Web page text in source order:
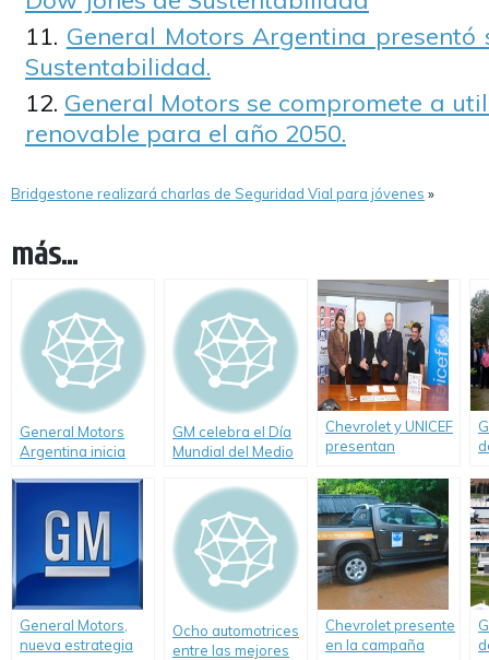
General Motors Argentina presentó
Sustentabilidad.
General Motors se compromete a
renovable para el año 2050.
Bridgestone realizará charlas de Seguridad Vial para jóvenes »
más...
General Motors
Argentina inicia
Instituciones
Educativas del país.
GM celebra el Día
Mundial del Medio
Chevrolet y UNICEF
presentan
Ruedas, un
porvenir en
marcha».
General Motors,
nueva estrategia
Ocho automotrices
entre las mejores
Chevrolet presente
en la campaña